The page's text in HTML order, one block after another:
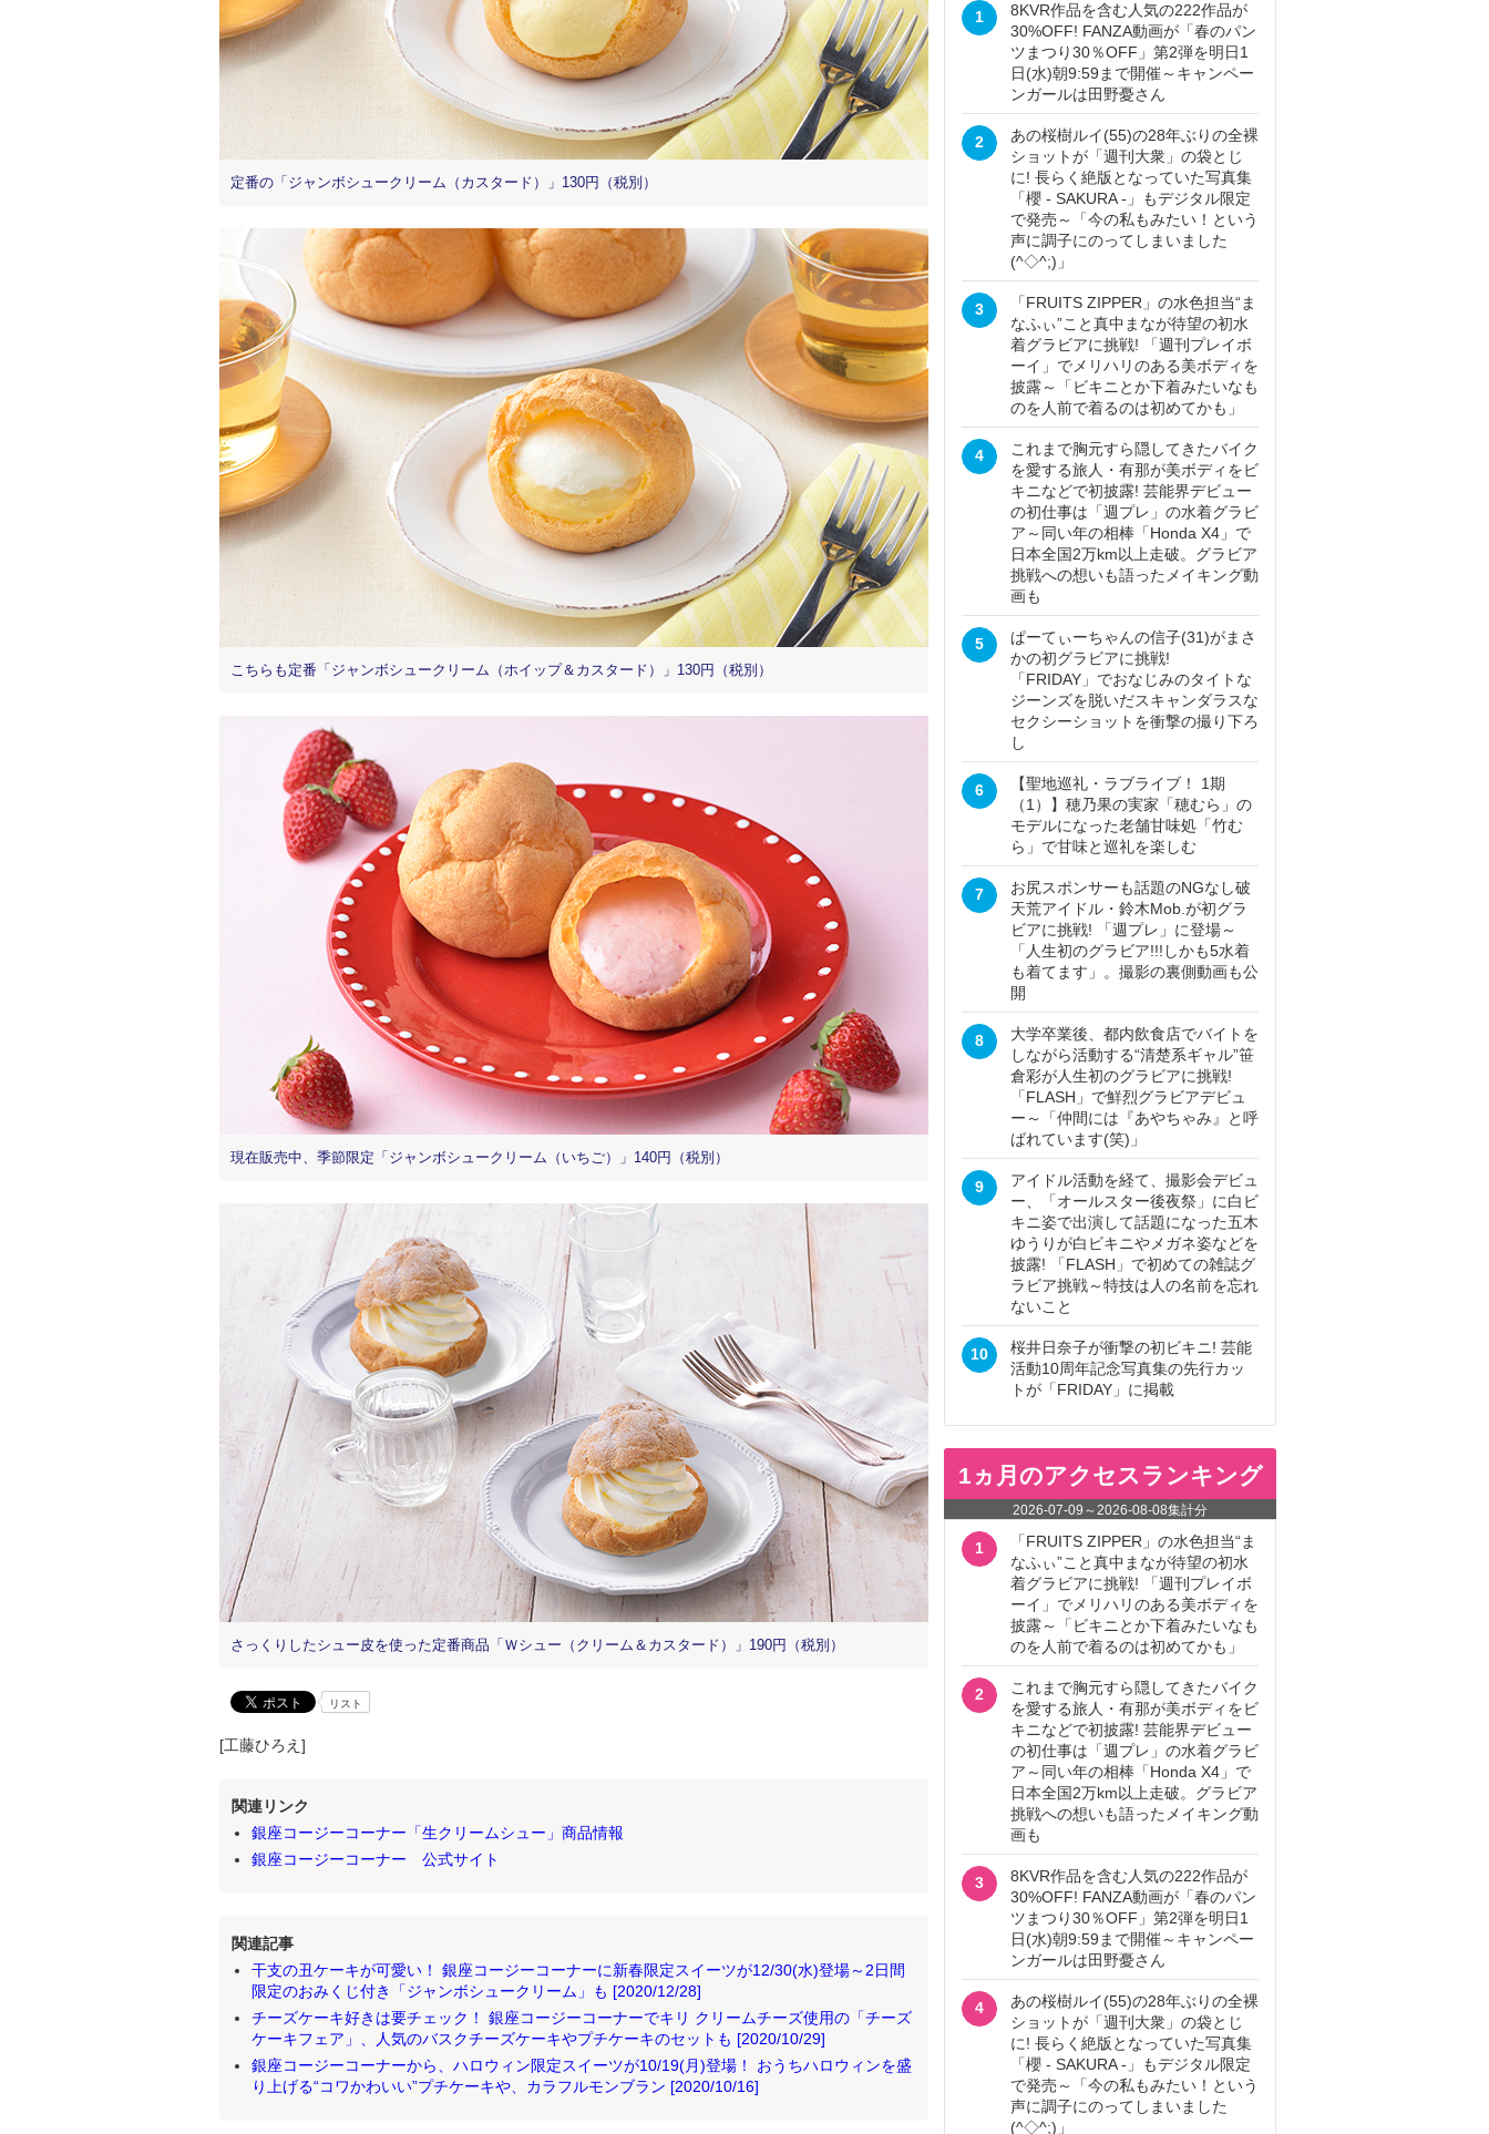
定番の「ジャンボシュークリーム（カスタード）」130円（税別）
こちらも定番「ジャンボシュークリーム（ホイップ＆カスタード）」130円（税別）
現在販売中、季節限定「ジャンボシュークリーム（いちご）」140円（税別）
さっくりしたシュー皮を使った定番商品「Ｗシュー（クリーム＆カスタード）」190円（税別）
リスト
[工藤ひろえ]
関連リンク
銀座コージーコーナー「生クリームシュー」商品情報
銀座コージーコーナー 公式サイト
関連記事
干支の丑ケーキが可愛い！ 銀座コージーコーナーに新春限定スイーツが12/30(水)登場～2日間
限定のおみくじ付き「ジャンボシュークリーム」も [2020/12/28]
チーズケーキ好きは要チェック！ 銀座コージーコーナーでキリ クリームチーズ使用の「チーズ
ケーキフェア」、人気のバスクチーズケーキやプチケーキのセットも [2020/10/29]
銀座コージーコーナーから、ハロウィン限定スイーツが10/19(月)登場！ おうちハロウィンを盛
り上げる“コワかわいい”プチケーキや、カラフルモンブラン [2020/10/16]
1
8KVR作品を含む人気の222作品が
30%OFF! FANZA動画が「春のパン
ツまつり30％OFF」第2弾を明日1
日(水)朝9:59まで開催～キャンペー
ンガールは田野憂さん
2
あの桜樹ルイ(55)の28年ぶりの全裸
ショットが「週刊大衆」の袋とじ
に! 長らく絶版となっていた写真集
「櫻 - SAKURA -」もデジタル限定
で発売～「今の私もみたい！という
声に調子にのってしまいました
(^◇^;)」
3
「FRUITS ZIPPER」の水色担当“ま
なふぃ”こと真中まなが待望の初水
着グラビアに挑戦! 「週刊プレイボ
ーイ」でメリハリのある美ボディを
披露～「ビキニとか下着みたいなも
のを人前で着るのは初めてかも」
4
これまで胸元すら隠してきたバイク
を愛する旅人・有那が美ボディをビ
キニなどで初披露! 芸能界デビュー
の初仕事は「週プレ」の水着グラビ
ア～同い年の相棒「Honda X4」で
日本全国2万km以上走破。グラビア
挑戦への想いも語ったメイキング動
画も
5
ぱーてぃーちゃんの信子(31)がまさ
かの初グラビアに挑戦!
「FRIDAY」でおなじみのタイトな
ジーンズを脱いだスキャンダラスな
セクシーショットを衝撃の撮り下ろ
し
6
【聖地巡礼・ラブライブ！ 1期
（1）】穂乃果の実家「穂むら」の
モデルになった老舗甘味処「竹む
ら」で甘味と巡礼を楽しむ
7
お尻スポンサーも話題のNGなし破
天荒アイドル・鈴木Mob.が初グラ
ビアに挑戦! 「週プレ」に登場～
「人生初のグラビア!!!しかも5水着
も着てます」。撮影の裏側動画も公
開
8
大学卒業後、都内飲食店でバイトを
しながら活動する“清楚系ギャル”笹
倉彩が人生初のグラビアに挑戦!
「FLASH」で鮮烈グラビアデビュ
ー～「仲間には『あやちゃみ』と呼
ばれています(笑)」
9
アイドル活動を経て、撮影会デビュ
ー、「オールスター後夜祭」に白ビ
キニ姿で出演して話題になった五木
ゆうりが白ビキニやメガネ姿などを
披露! 「FLASH」で初めての雑誌グ
ラビア挑戦～特技は人の名前を忘れ
ないこと
10
桜井日奈子が衝撃の初ビキニ! 芸能
活動10周年記念写真集の先行カッ
トが「FRIDAY」に掲載
1ヵ月のアクセスランキング
2026-07-09 ～2026-08-08集計分
1
「FRUITS ZIPPER」の水色担当“ま
なふぃ”こと真中まなが待望の初水
着グラビアに挑戦! 「週刊プレイボ
ーイ」でメリハリのある美ボディを
披露～「ビキニとか下着みたいなも
のを人前で着るのは初めてかも」
2
これまで胸元すら隠してきたバイク
を愛する旅人・有那が美ボディをビ
キニなどで初披露! 芸能界デビュー
の初仕事は「週プレ」の水着グラビ
ア～同い年の相棒「Honda X4」で
日本全国2万km以上走破。グラビア
挑戦への想いも語ったメイキング動
画も
3
8KVR作品を含む人気の222作品が
30%OFF! FANZA動画が「春のパン
ツまつり30％OFF」第2弾を明日1
日(水)朝9:59まで開催～キャンペー
ンガールは田野憂さん
4
あの桜樹ルイ(55)の28年ぶりの全裸
ショットが「週刊大衆」の袋とじ
に! 長らく絶版となっていた写真集
「櫻 - SAKURA -」もデジタル限定
で発売～「今の私もみたい！という
声に調子にのってしまいました
(^◇^;)」